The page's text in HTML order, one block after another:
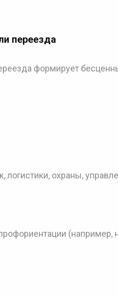
переезда
формирует
охраны,
(например,